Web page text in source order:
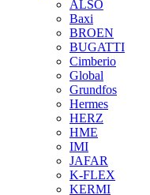
ALSO
Baxi
BROEN
BUGATTI
Cimberio
Global
Grundfos
Hermes
HERZ
HME
IMI
JAFAR
K-FLEX
KERMI